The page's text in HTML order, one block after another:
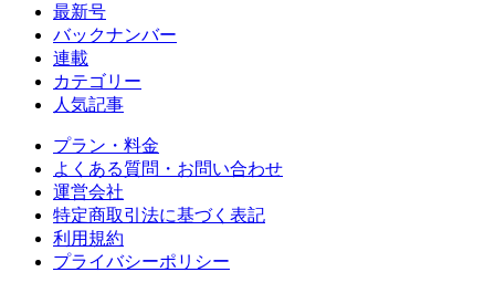
最新号
バックナンバー
連載
カテゴリー
人気記事
プラン・料金
よくある質問・お問い合わせ
運営会社
特定商取引法に基づく表記
利用規約
プライバシーポリシー